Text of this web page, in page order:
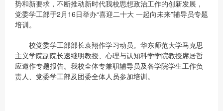
势和新要求，不断推动新时代我校思想政治工作的创新发展，
党委学工部于2月16日举办“喜迎二十大 一起向未来”辅导员专题
培训。
校党委学工部部长袁翔作学习动员。华东师范大学马克思
主义学院副院长速继明教授、心理与认知科学学院教授席居哲
应邀作专题报告。我校全体专兼职辅导员及各学院学生工作负
责人、党委学工部及团委全体人员参加培训。